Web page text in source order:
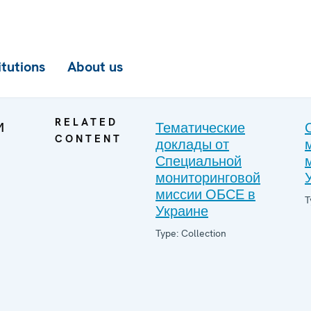
About us
RELATED
CONTENT
Тематические
доклады от
Специальной
мониторинговой
миссии ОБСЕ в
Украине
Type: Collection